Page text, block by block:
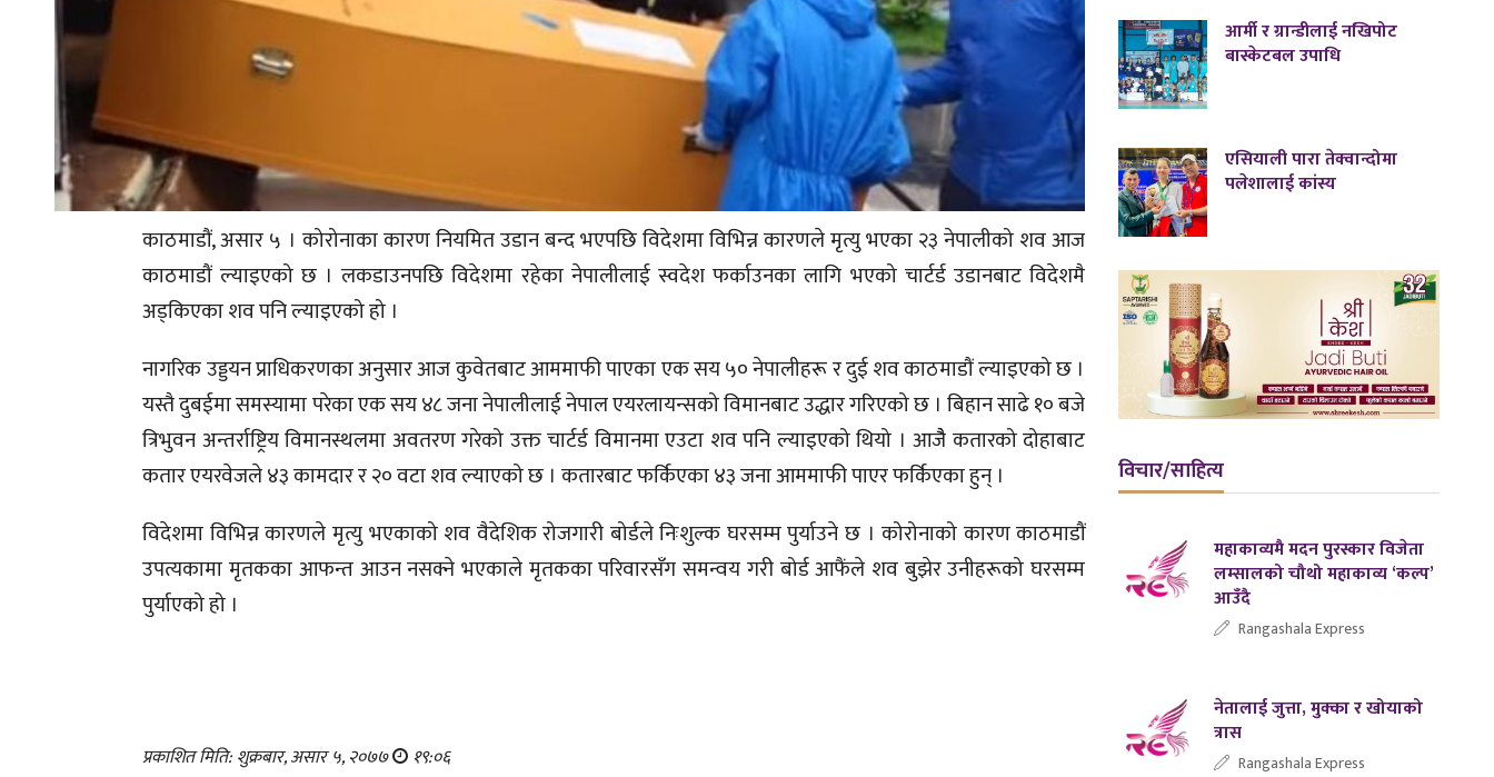
काठमाडौं, असार ५ । कोरोनाका कारण नियमित उडान बन्द भएपछि विदेशमा विभिन्न कारणले मृत्यु भएका २३ नेपालीको शव आज
काठमाडौं ल्याइएको छ । लकडाउनपछि विदेशमा रहेका नेपालीलाई स्वदेश फर्काउनका लागि भएको चार्टर्ड उडानबाट विदेशमै
अड्किएका शव पनि ल्याइएको हो ।
नागरिक उड्डयन प्राधिकरणका अनुसार आज कुवेतबाट आममाफी पाएका एक सय ५० नेपालीहरू र दुई शव काठमाडौं ल्याइएको छ ।
यस्तै दुबईमा समस्यामा परेका एक सय ४८ जना नेपालीलाई नेपाल एयरलायन्सको विमानबाट उद्धार गरिएको छ । बिहान साढे १० बजे
त्रिभुवन अन्तर्राष्ट्रिय विमानस्थलमा अवतरण गरेको उक्त चार्टर्ड विमानमा एउटा शव पनि ल्याइएको थियो । आजैै कतारको दोहाबाट
कतार एयरवेजले ४३ कामदार र २० वटा शव ल्याएको छ । कतारबाट फर्किएका ४३ जना आममाफी पाएर फर्किएका हुन् ।
विदेशमा विभिन्न कारणले मृत्यु भएकाको शव वैदेशिक रोजगारी बोर्डले निःशुल्क घरसम्म पुर्याउने छ । कोरोनाको कारण काठमाडौं
उपत्यकामा मृतकका आफन्त आउन नसक्ने भएकाले मृतकका परिवारसँग समन्वय गरी बोर्ड आफैंले शव बुझेर उनीहरूको घरसम्म
पुर्याएको हो ।
प्रकाशित मिति: शुक्रबार, असार ५, २०७७ १९:०६
आर्मी र ग्रान्डीलाई नखिपोट
बास्केटबल उपाधि
एसियाली पारा तेक्वान्दोमा
पलेशालाई कांस्य
विचार/साहित्य
महाकाव्यमै मदन पुरस्कार विजेता
लम्सालको चौथो महाकाव्य ‘कल्प’
आउँदै
Rangashala Express
नेतालाई जुत्ता, मुक्का र खोयाको
त्रास
Rangashala Express